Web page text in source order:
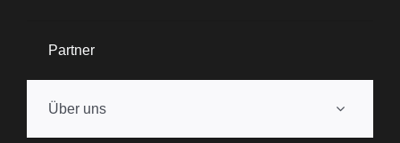
Partner
Über uns